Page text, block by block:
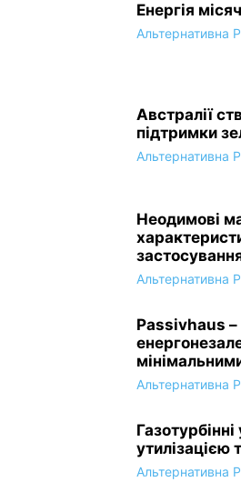
Енергія
Альтернативна
Австралії
підтримки
Альтернативна
Неодимові
Альтернативна
Passivhaus –
Альтернативна
утилізацією
Альтернативна